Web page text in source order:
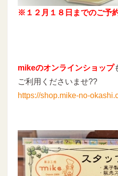
※１２月１８日までのご予
mikeのオンラインショップ
ご利用くださいませ??
https://shop.mike-no-